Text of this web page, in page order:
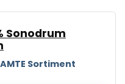
Sonodrum
Sortiment